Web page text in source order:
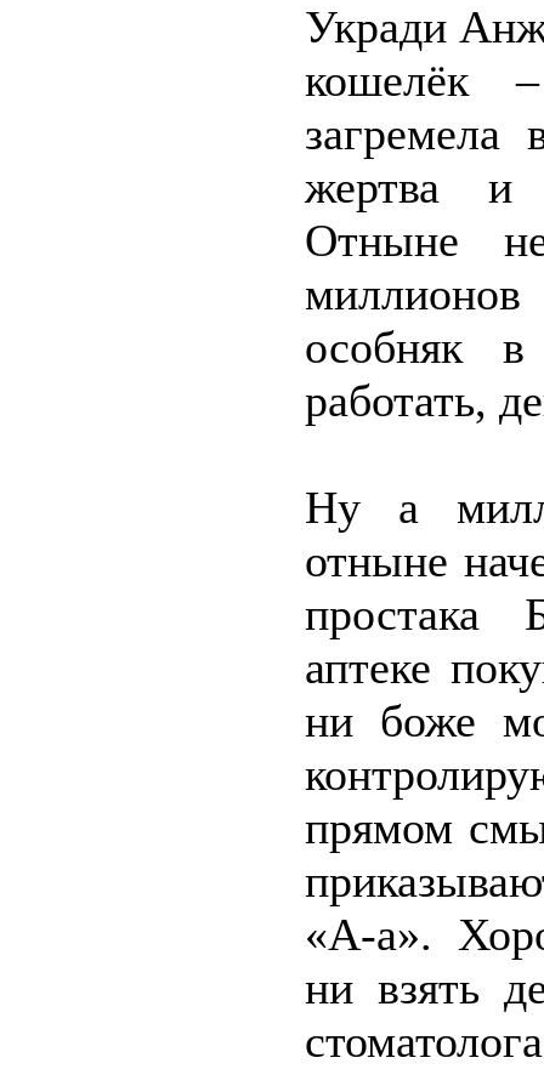
Укради
кошелёк
жертва и
Отныне
миллионов
особняк
работать,
Ну а
отныне
простака
аптеке
ни боже
прямом
«А-а».
ни взять